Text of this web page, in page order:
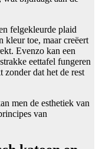
felgekleurde plaid
kleur toe, maar creëert
Evenzo kan een
eettafel fungeren
zonder dat het de rest
men de esthetiek van
van